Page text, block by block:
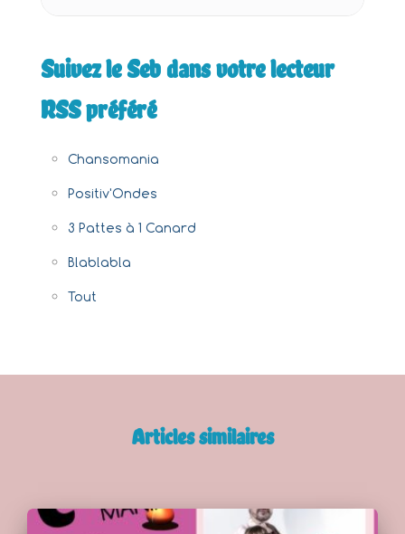
Suivez le Seb dans votre lecteur
RSS préféré
Chansomania
Positiv'Ondes
3 Pattes à 1 Canard
Blablabla
Tout
Articles similaires